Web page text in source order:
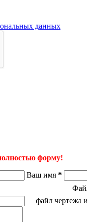
данных
форму!
Ваш имя *
файл чертежа